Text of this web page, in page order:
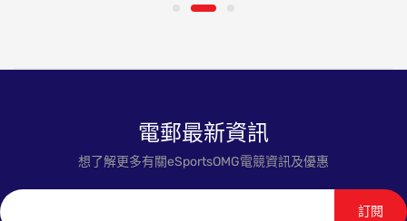
電郵最新資訊
想了解更多有關eSportsOMG電競資訊及優惠
訂閱